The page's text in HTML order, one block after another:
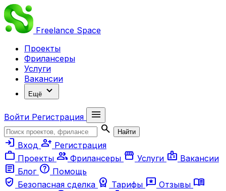
Freelance Space
Проекты
Фрилансеры
Услуги
Вакансии
Ещё expand_more
Войти Регистрация
menu
search
Найти
login Вход person_add Регистрация
work Проекты group Фрилансеры storefront Услуги badge Вакансии
article Блог help Помощь
verified_user Безопасная сделка workspace_premium Тарифы reviews Отзывы menu_book